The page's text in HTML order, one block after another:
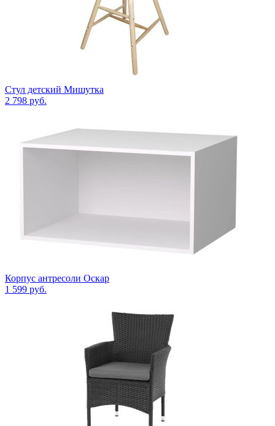
Стул детский Мишутка
2 798 руб.
Корпус антресоли Оскар
1 599 руб.